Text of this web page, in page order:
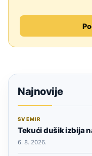
Najnovije
SVEMIR
Tekući dušik izbija
6. 8. 2026.